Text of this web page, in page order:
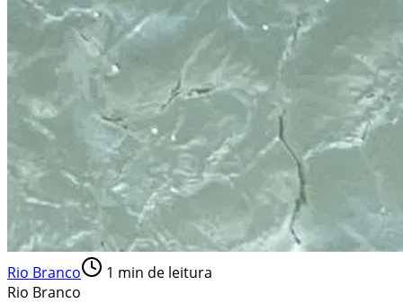
Rio Branco 1 min de leitura
Rio Branco